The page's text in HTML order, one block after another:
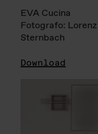
EVA Cucina
Fotografo: Lorenz
Sternbach
Download